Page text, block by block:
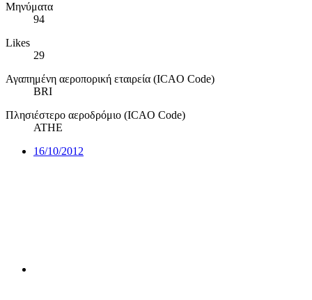
Μηνύματα
94
Likes
29
Αγαπημένη αεροπορική εταιρεία (ICAO Code)
BRI
Πλησιέστερο αεροδρόμιο (ICAO Code)
ATHE
16/10/2012